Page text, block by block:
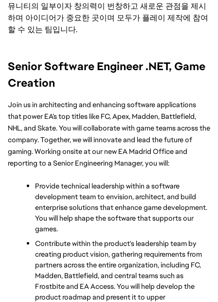
뮤니티의 일부이자 창의력이 번창하고 새로운 관점을 제시
하며 아이디어가 중요한 곳이며 모두가 플레이 제작에 참여
할 수 있는 팀입니다.
Senior Software Engineer .NET, Game
Creation
Join us in architecting and enhancing software applications
that power EA’s top titles like FC, Apex, Madden, Battlefield,
NHL, and Skate. You will collaborate with game teams across the
company. Together, we will innovate and lead the future of
gaming. Working onsite at our new EA Madrid Office and
reporting to a Senior Engineering Manager, you will:
Provide technical leadership within a software
development team to envision, architect, and build
enterprise solutions that enhance game development.
You will help shape the software that supports our
games.
Contribute within the product's leadership team by
creating product vision, gathering requirements from
partners across the entire organization, including FC,
Madden, Battlefield, and central teams such as
Frostbite and EA Access. You will help develop the
product roadmap and present it to upper